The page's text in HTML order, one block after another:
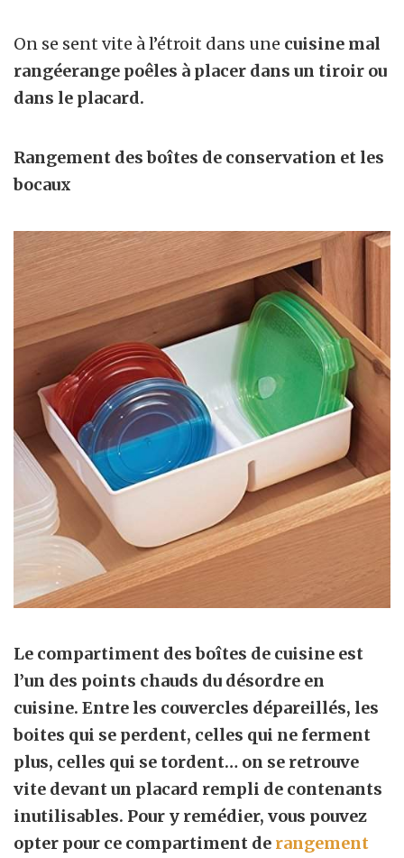
On se sent vite à l’étroit dans une cuisine mal
rangéerange poêles à placer dans un tiroir ou
dans le placard.
Rangement des boîtes de conservation et les
bocaux
Le compartiment des boîtes de cuisine est
l’un des points chauds du désordre en
cuisine. Entre les couvercles dépareillés, les
boites qui se perdent, celles qui ne ferment
plus, celles qui se tordent… on se retrouve
vite devant un placard rempli de contenants
inutilisables. Pour y remédier, vous pouvez
opter pour ce compartiment de rangement